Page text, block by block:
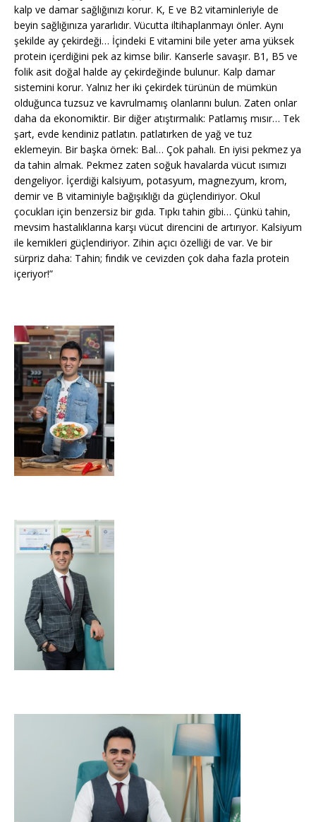
kalp ve damar sağlığınızı korur. K, E ve B2 vitaminleriyle de
beyin sağlığınıza yararlıdır. Vücutta iltihaplanmayı önler. Aynı
şekilde ay çekirdeği… İçindeki E vitamini bile yeter ama yüksek
protein içerdiğini pek az kimse bilir. Kanserle savaşır. B1, B5 ve
folik asit doğal halde ay çekirdeğinde bulunur. Kalp damar
sistemini korur. Yalnız her iki çekirdek türünün de mümkün
olduğunca tuzsuz ve kavrulmamış olanlarını bulun. Zaten onlar
daha da ekonomiktir. Bir diğer atıştırmalık: Patlamış mısır… Tek
şart, evde kendiniz patlatın. patlatırken de yağ ve tuz
eklemeyin. Bir başka örnek: Bal… Çok pahalı. En iyisi pekmez ya
da tahin almak. Pekmez zaten soğuk havalarda vücut ısımızı
dengeliyor. İçerdiği kalsiyum, potasyum, magnezyum, krom,
demir ve B vitaminiyle bağışıklığı da güçlendiriyor. Okul
çocukları için benzersiz bir gıda. Tıpkı tahin gibi… Çünkü tahin,
mevsim hastalıklarına karşı vücut direncini de artırıyor. Kalsiyum
ile kemikleri güçlendiriyor. Zihin açıcı özelliği de var. Ve bir
sürpriz daha: Tahin; fındık ve cevizden çok daha fazla protein
içeriyor!”